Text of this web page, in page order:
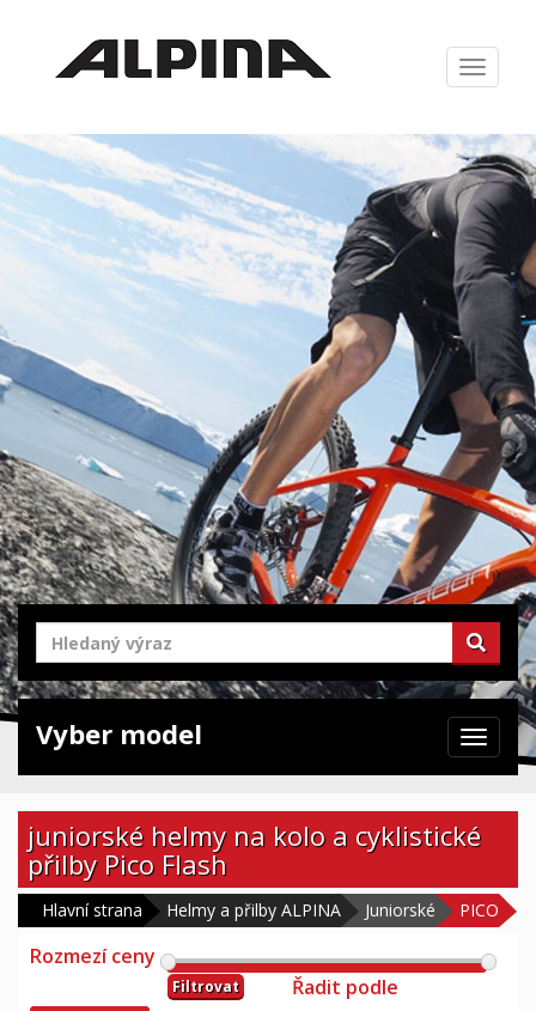
Zabrazit
navigaci
Zabrazit
navigaci
Vyber model
juniorské helmy na kolo a cyklistické
přilby Pico Flash
Hlavní strana Helmy a přilby ALPINA Juniorské PICO
Rozmezí ceny
Filtrovat Řadit podle